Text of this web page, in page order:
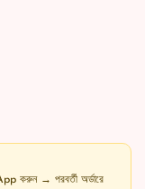
করুন → পরবর্তী অর্ডারে